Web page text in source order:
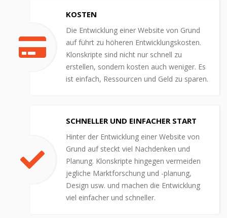
KOSTEN
Die Entwicklung einer Website von Grund
auf führt zu höheren Entwicklungskosten.
Klonskripte sind nicht nur schnell zu
erstellen, sondern kosten auch weniger. Es
ist einfach, Ressourcen und Geld zu sparen.
SCHNELLER UND EINFACHER START
Hinter der Entwicklung einer Website von
Grund auf steckt viel Nachdenken und
Planung. Klonskripte hingegen vermeiden
jegliche Marktforschung und -planung,
Design usw. und machen die Entwicklung
viel einfacher und schneller.